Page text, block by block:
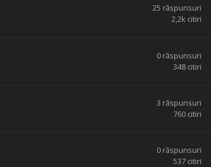
25 răspunsuri
2,2k citiri
0 răspunsuri
348 citiri
3 răspunsuri
760 citiri
0 răspunsuri
537 citiri